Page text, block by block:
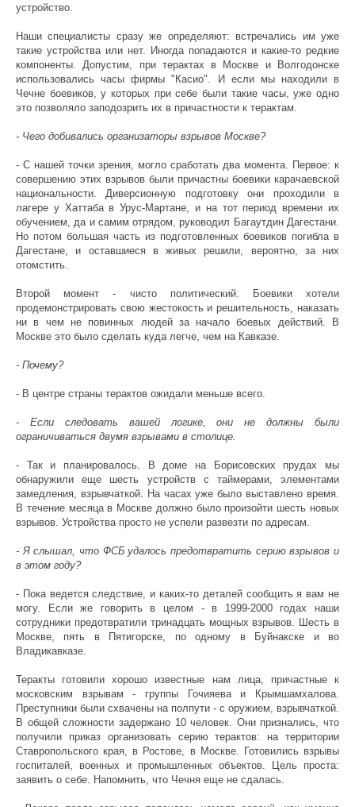
устройство.
Наши специалисты сразу же определяют: встречались им уже
такие устройства или нет. Иногда попадаются и какие-то редкие
компоненты. Допустим, при терактах в Москве и Волгодонске
использовались часы фирмы "Касио". И если мы находили в
Чечне боевиков, у которых при себе были такие часы, уже одно
это позволяло заподозрить их в причастности к терактам.
- Чего добивались организаторы взрывов Москве?
- С нашей точки зрения, могло сработать два момента. Первое: к
совершению этих взрывов были причастны боевики карачаевской
национальности. Диверсионную подготовку они проходили в
лагере у Хаттаба в Урус-Мартане, и на тот период времени их
обучением, да и самим отрядом, руководил Багаутдин Дагестани.
Но потом большая часть из подготовленных боевиков погибла в
Дагестане, и оставшиеся в живых решили, вероятно, за них
отомстить.
Второй момент - чисто политический. Боевики хотели
продемонстрировать свою жестокость и решительность, наказать
ни в чем не повинных людей за начало боевых действий. В
Москве это было сделать куда легче, чем на Кавказе.
- Почему?
- В центре страны терактов ожидали меньше всего.
- Если следовать вашей логике, они не должны были
ограничиваться двумя взрывами в столице.
- Так и планировалось. В доме на Борисовских прудах мы
обнаружили еще шесть устройств с таймерами, элементами
замедления, взрывчаткой. На часах уже было выставлено время.
В течение месяца в Москве должно было произойти шесть новых
взрывов. Устройства просто не успели развезти по адресам.
- Я слышал, что ФСБ удалось предотвратить серию взрывов и
в этом году?
- Пока ведется следствие, и каких-то деталей сообщить я вам не
могу. Если же говорить в целом - в 1999-2000 годах наши
сотрудники предотвратили тринадцать мощных взрывов. Шесть в
Москве, пять в Пятигорске, по одному в Буйнакске и во
Владикавказе.
Теракты готовили хорошо известные нам лица, причастные к
московским взрывам - группы Гочияева и Крымшамхалова.
Преступники были схвачены на полпути - с оружием, взрывчаткой.
В общей сложности задержано 10 человек. Они признались, что
получили приказ организовать серию терактов: на территории
Ставропольского края, в Ростове, в Москве. Готовились взрывы
госпиталей, военных и промышленных объектов. Цель проста:
заявить о себе. Напомнить, что Чечня еще не сдалась.